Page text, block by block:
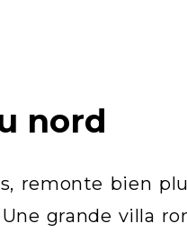
nord
remonte bien
grande villa